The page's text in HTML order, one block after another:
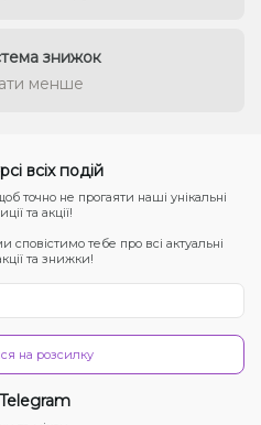
знижок
менше
всіх подій
точно не прогаяти наші унікальні
та акції!
тебе про всі актуальні
та знижки!
на розсилку